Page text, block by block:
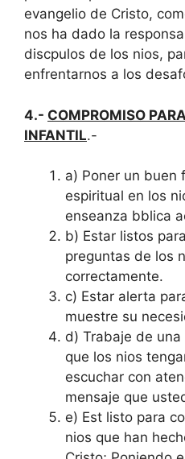
evangelio de Cristo,
nos ha dado la
discpulos de los nios,
enfrentarnos a los
4.- COMPROMISO
INFANTIL.-
a) Poner un buen
espiritual en los
enseanza bblica
b) Estar listos
preguntas de los
correctamente.
c) Estar alerta
muestre su
d) Trabaje de
que los nios
escuchar con
mensaje que
e) Est listo para
nios que han